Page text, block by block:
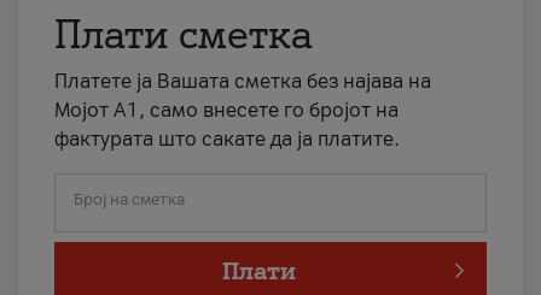
Плати сметка
Платете ја Вашата сметка без најава на
Мојот А1, само внесете го бројот на
фактурата што сакате да ја платите.
Број на сметка
Плати